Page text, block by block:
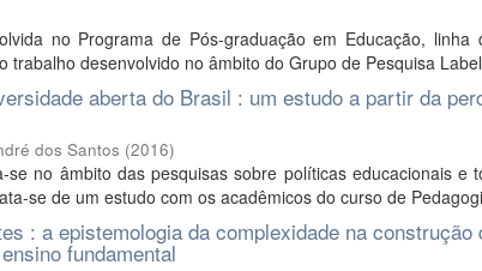
no Programa de Pós-graduação em Educação,
trabalho desenvolvido no âmbito do Grupo de Pesquisa
aberta do Brasil : um estudo a partir da
dos Santos (2016)
se no âmbito das pesquisas sobre políticas educacionais e
se de um estudo com os acadêmicos do curso de
: a epistemologia da complexidade na
fundamental